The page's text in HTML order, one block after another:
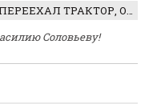
СЕРДЦЕ ПАЦИЕНТА, КОТОРОГО ПЕРЕЕХАЛ ТРАКТОР, ОБНАРУЖИЛИ… В ЖИВОТЕ
Соловьеву!